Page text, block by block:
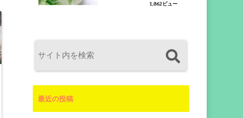
1,862ビュー
最近の投稿